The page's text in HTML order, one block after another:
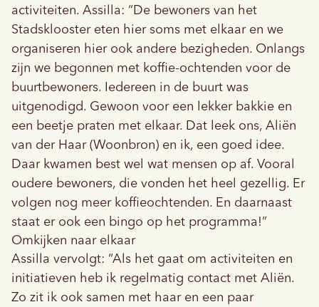
activiteiten. Assilla: “De bewoners van het
Stadsklooster eten hier soms met elkaar en we
organiseren hier ook andere bezigheden. Onlangs
zijn we begonnen met koffie-ochtenden voor de
buurtbewoners. Iedereen in de buurt was
uitgenodigd. Gewoon voor een lekker bakkie en
een beetje praten met elkaar. Dat leek ons, Aliën
van der Haar (Woonbron) en ik, een goed idee.
Daar kwamen best wel wat mensen op af. Vooral
oudere bewoners, die vonden het heel gezellig. Er
volgen nog meer koffieochtenden. En daarnaast
staat er ook een bingo op het programma!”
Omkijken naar elkaar
Assilla vervolgt: “Als het gaat om activiteiten en
initiatieven heb ik regelmatig contact met Aliën.
Zo zit ik ook samen met haar en een paar